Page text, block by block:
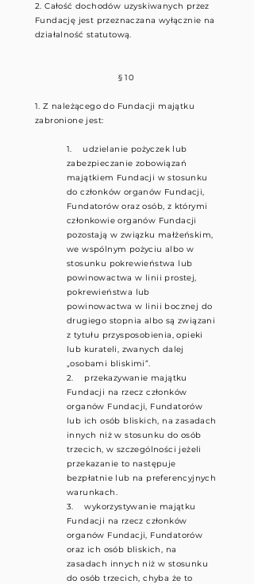
2. Całość dochodów uzyskiwanych przez
Fundację jest przeznaczana wyłącznie na
działalność statutową.
§ 10
1. Z należącego do Fundacji majątku
zabronione jest:
1. udzielanie pożyczek lub
zabezpieczanie zobowiązań
majątkiem Fundacji w stosunku
do członków organów Fundacji,
Fundatorów oraz osób, z którymi
członkowie organów Fundacji
pozostają w związku małżeńskim,
we wspólnym pożyciu albo w
stosunku pokrewieństwa lub
powinowactwa w linii prostej,
pokrewieństwa lub
powinowactwa w linii bocznej do
drugiego stopnia albo są związani
z tytułu przysposobienia, opieki
lub kurateli, zwanych dalej
„osobami bliskimi”.
2. przekazywanie majątku
Fundacji na rzecz członków
organów Fundacji, Fundatorów
lub ich osób bliskich, na zasadach
innych niż w stosunku do osób
trzecich, w szczególności jeżeli
przekazanie to następuje
bezpłatnie lub na preferencyjnych
warunkach.
3. wykorzystywanie majątku
Fundacji na rzecz członków
organów Fundacji, Fundatorów
oraz ich osób bliskich, na
zasadach innych niż w stosunku
do osób trzecich, chyba że to